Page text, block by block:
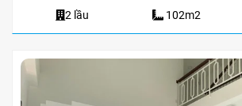
2 lầu 102m2